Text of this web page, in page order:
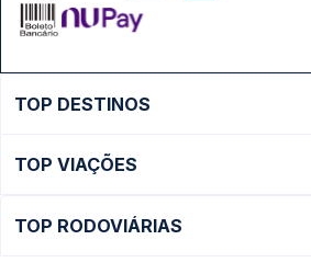
TOP DESTINOS
Ônibus São Paulo
TOP VIAÇÕES
TOP RODOVIÁRIAS